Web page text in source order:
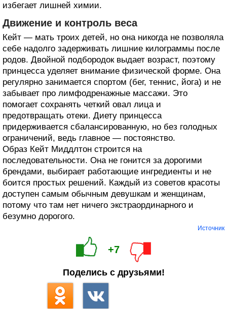
избегает лишней химии.
Движение и контроль веса
Кейт — мать троих детей, но она никогда не позволяла
себе надолго задерживать лишние килограммы после
родов. Двойной подбородок выдает возраст, поэтому
принцесса уделяет внимание физической форме. Она
регулярно занимается спортом (бег, теннис, йога) и не
забывает про лимфодренажные массажи. Это
помогает сохранять четкий овал лица и
предотвращать отеки. Диету принцесса
придерживается сбалансированную, но без голодных
ограничений, ведь главное — постоянство.
Образ Кейт Миддлтон строится на
последовательности. Она не гонится за дорогими
брендами, выбирает работающие ингредиенты и не
боится простых решений. Каждый из советов красоты
доступен самым обычным девушкам и женщинам,
потому что там нет ничего экстраординарного и
безумно дорогого.
Источник
+7
Поделись с друзьями!